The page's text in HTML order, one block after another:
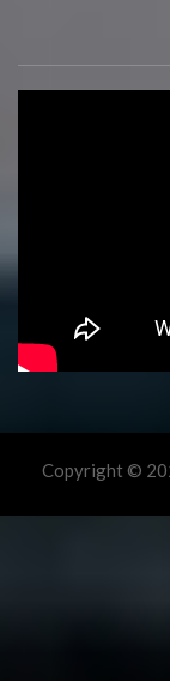
Copyright ©